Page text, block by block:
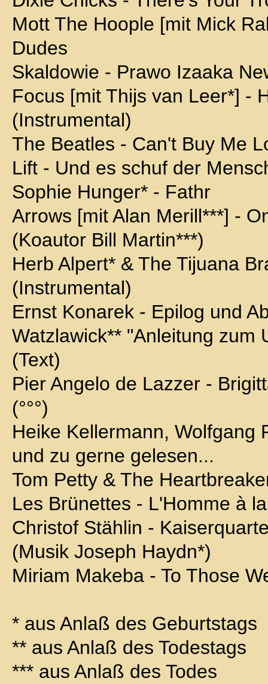
Mott The Hoople [mit Mick
Dudes
Skaldowie - Prawo Izaaka
Focus [mit Thijs van Leer*] -
(Instrumental)
The Beatles - Can't Buy Me
Lift - Und es schuf der
Sophie Hunger* - Fathr
Arrows [mit Alan Merill***] -
(Koautor Bill Martin***)
Herb Alpert* & The Tijuana
(Instrumental)
Ernst Konarek - Epilog und
Watzlawick** "Anleitung zum
(Text)
Pier Angelo de Lazzer -
(°°°)
Heike Kellermann, Wolfgang
und zu gerne gelesen...
Tom Petty & The
Les Brünettes - L'Homme à
Christof Stählin -
(Musik Joseph Haydn*)
Miriam Makeba - To Those
* aus Anlaß des Geburtstags
** aus Anlaß des Todestags
*** aus Anlaß des Todes